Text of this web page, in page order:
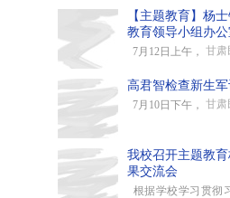
【主题教育】杨
教育领导小组办
7月12日上午， 甘肃
高君智检查新生
7月10日下午， 甘肃
我校召开主题教
果交流会
根据学校学习贯彻